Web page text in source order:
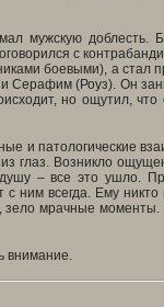
мужскую доблесть.
с
боевыми), а стал
Серафим (Роуз). Он
но ощутил,
и патологические
глаз. Возникло
душу – все это ушло.
ним всегда. Ему никто
зело мрачные моменты.
внимание.